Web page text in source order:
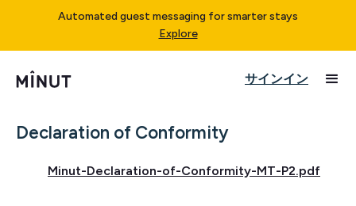
Automated guest messaging for smarter stays
Explore
サインイン
Declaration of Conformity
Minut-Declaration-of-Conformity-MT-P2.pdf